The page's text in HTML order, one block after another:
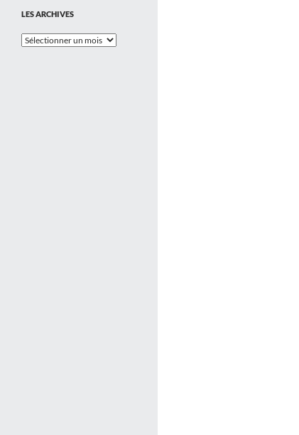
LES ARCHIVES
Les